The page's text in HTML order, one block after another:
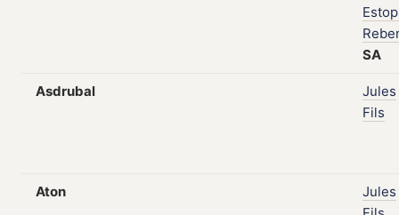
SA
Asdrubal
Jules
Fils
Aton
Jules